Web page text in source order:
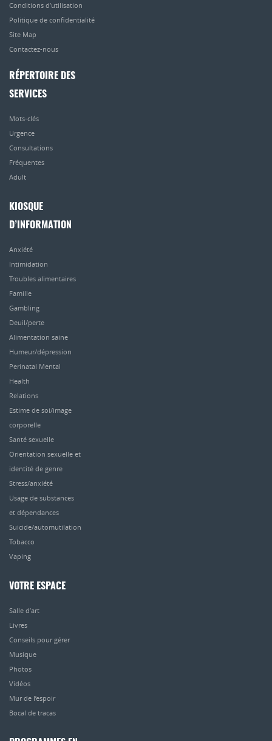
Conditions d’utilisation
Politique de confidentialité
Site Map
Contactez-nous
RÉPERTOIRE DES
SERVICES
Mots-clés
Urgence
Consultations
Fréquentes
Adult
KIOSQUE
D’INFORMATION
Anxiété
Intimidation
Troubles alimentaires
Famille
Gambling
Deuil/perte
Alimentation saine
Humeur/dépression
Perinatal Mental
Health
Relations
Estime de soi/image
corporelle
Santé sexuelle
Orientation sexuelle et
identité de genre
Stress/anxiété
Usage de substances
et dépendances
Suicide/automutilation
Tobacco
Vaping
VOTRE ESPACE
Salle d’art
Livres
Conseils pour gérer
Musique
Photos
Vidéos
Mur de l’espoir
Bocal de tracas